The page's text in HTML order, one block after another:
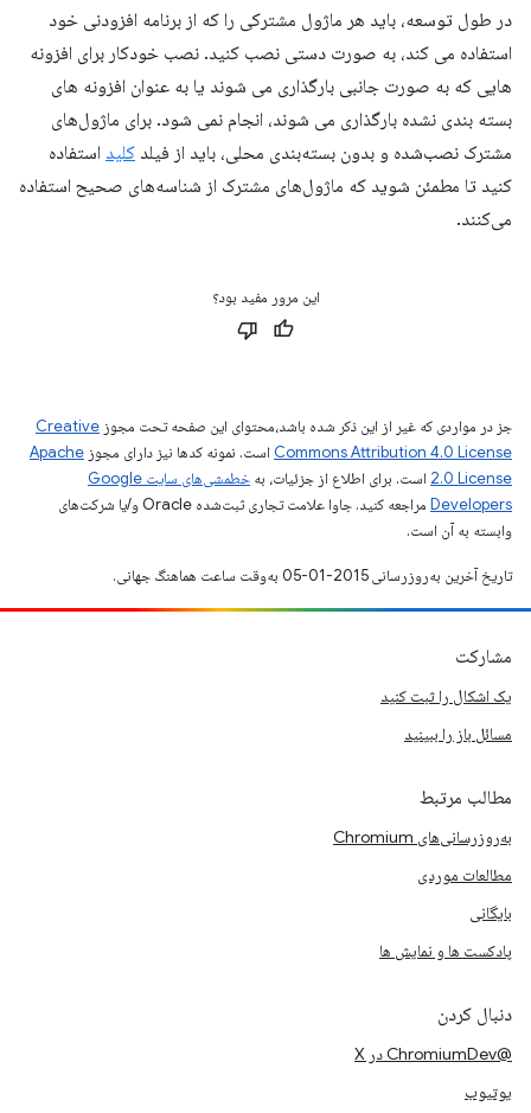
در طول توسعه، باید هر ماژول مشترکی را که از برنامه افزودنی خود
استفاده می کند، به صورت دستی نصب کنید. نصب خودکار برای افزونه
هایی که به صورت جانبی بارگذاری می شوند یا به عنوان افزونه های
بسته بندی نشده بارگذاری می شوند، انجام نمی شود. برای ماژول‌های
مشترک نصب‌شده و بدون بسته‌بندی محلی، باید از فیلد کلید استفاده
کنید تا مطمئن شوید که ماژول‌های مشترک از شناسه‌های صحیح استفاده
می‌کنند.
این مرور مفید بود؟
جز در مواردی که غیر از این ذکر شده باشد،‌محتوای این صفحه تحت مجوز Creative
Commons Attribution 4.0 License است. نمونه کدها نیز دارای مجوز Apache
2.0 License است. برای اطلاع از جزئیات، به
خطمشی‌های سایت Google
Developers‏
مراجعه کنید. جاوا علامت تجاری ثبت‌شده Oracle و/یا شرکت‌های
وابسته به آن است.
تاریخ آخرین به‌روزرسانی 2015-01-05 به‌وقت ساعت هماهنگ جهانی.
مشارکت
یک اشکال را ثبت کنید
مسائل باز را ببینید
مطالب مرتبط
به‌روزرسانی‌های Chromium
مطالعات موردی
بایگانی
پادکست ها و نمایش ها
دنبال کردن
@ChromiumDev در X
یوتیوب